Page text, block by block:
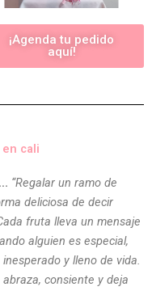
¡Agenda tu pedido
aquí!
cali
“Regalar un ramo de
deliciosa de decir
fruta lleva un mensaje
alguien es especial,
y lleno de vida.
consiente y deja